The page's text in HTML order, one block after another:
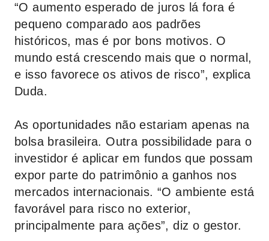
“O aumento esperado de juros lá fora é
pequeno comparado aos padrões
históricos, mas é por bons motivos. O
mundo está crescendo mais que o normal,
e isso favorece os ativos de risco”, explica
Duda.
As oportunidades não estariam apenas na
bolsa brasileira. Outra possibilidade para o
investidor é aplicar em fundos que possam
expor parte do patrimônio a ganhos nos
mercados internacionais. “O ambiente está
favorável para risco no exterior,
principalmente para ações”, diz o gestor.